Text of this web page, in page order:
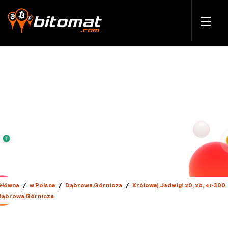
/ w Polsce / Dąbrowa Górnicza / Królowej Jadwigi 20, 2b, 41-300
Górnicza